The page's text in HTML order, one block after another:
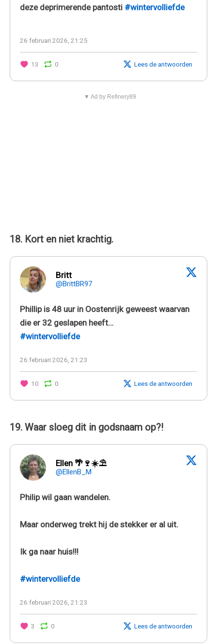
deze deprimerende pantosti #wintervolliefde
26 februari 2026, 21:25
13 0 Lees de antwoorden
▼ Ad by Refinery89
18. Kort en niet krachtig.
Britt
@BrittBR97
Phillip is 48 uur in Oostenrijk geweest waarvan
die er 32 geslapen heeft…
#wintervolliefde
26 februari 2026, 21:23
10 0 Lees de antwoorden
19. Waar sloeg dit in godsnaam op?!
Ellen 🌴🍷☀️⛱
@EllenB_M
Philip wil gaan wandelen.
Maar onderweg trekt hij de stekker er al uit.
Ik ga naar huis!!!
#wintervolliefde
26 februari 2026, 21:23
3 0 Lees de antwoorden